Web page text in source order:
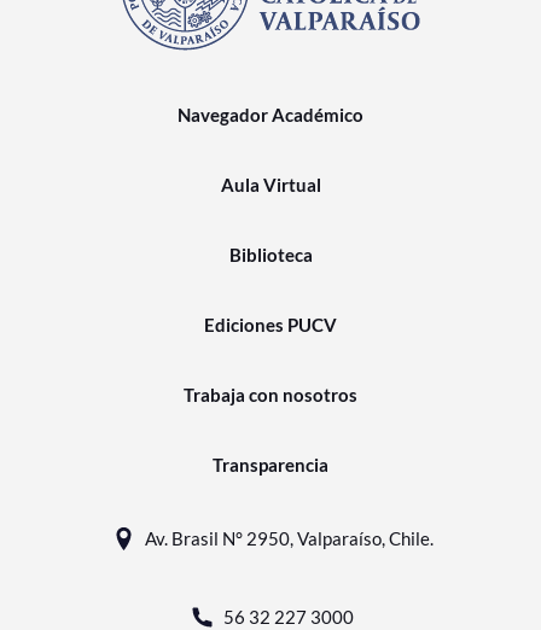
Navegador Académico
Aula Virtual
Biblioteca
Ediciones PUCV
Trabaja con nosotros
Transparencia
Av. Brasil N° 2950, Valparaíso, Chile.
56 32 227 3000